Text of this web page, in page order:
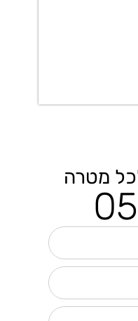
מטרה